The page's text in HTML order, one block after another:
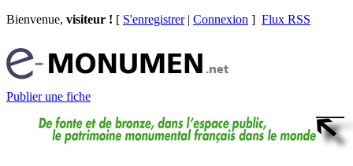
Bienvenue, visiteur ! [ S'enregistrer| Connexion ] Flux RSS
Publier une fiche